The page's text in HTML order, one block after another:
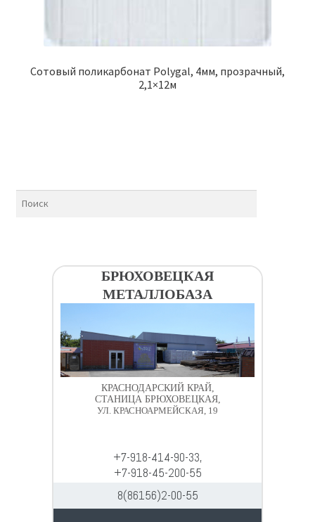
Сотовый поликарбонат Polygal, 4мм, прозрачный,
2,1×12м
БРЮХОВЕЦКАЯ
МЕТАЛЛОБАЗА
КРАСНОДАРСКИЙ КРАЙ,
СТАНИЦА БРЮХОВЕЦКАЯ,
УЛ. КРАСНОАРМЕЙСКАЯ, 19
+7-918-414-90-33,
+7-918-45-200-55
8(86156)2-00-55